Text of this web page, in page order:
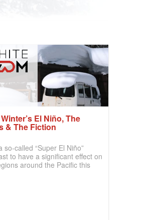
El Niño, The
& The Fiction
so-called “Super El Niño”
to have a significant effect on
around the Pacific this